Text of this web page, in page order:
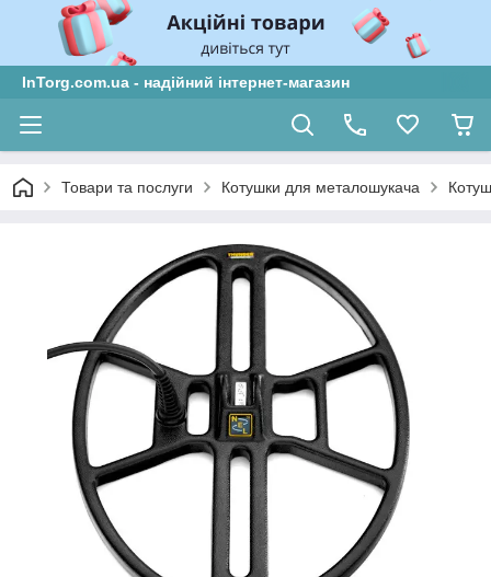
InTorg.com.ua - надійний інтернет-магазин
Товари та послуги Котушки для металошукача